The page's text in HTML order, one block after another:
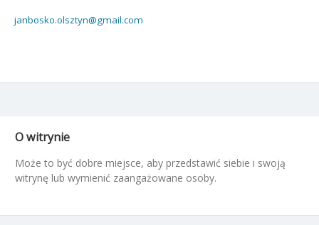
janbosko.olsztyn@gmail.com
O witrynie
Może to być dobre miejsce, aby przedstawić siebie i swoją
witrynę lub wymienić zaangażowane osoby.